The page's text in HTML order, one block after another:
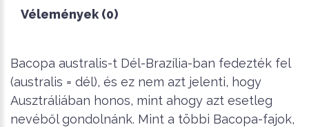
Vélemények (0)
Bacopa australis-t Dél-Brazília-ban fedezték fel
(australis = dél), és ez nem azt jelenti, hogy
Ausztráliában honos, mint ahogy azt esetleg
nevéből gondolnánk. Mint a többi Bacopa-fajok,